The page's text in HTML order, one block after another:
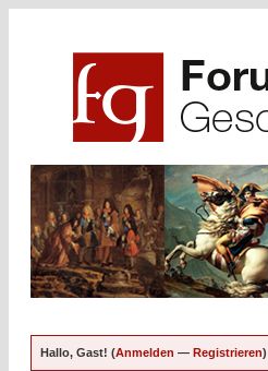
Hallo, Gast! (Anmelden — Registrieren)